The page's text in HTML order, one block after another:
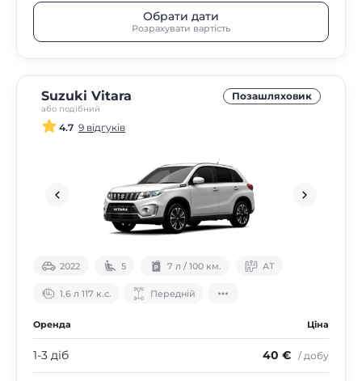
Обрати дати
Розрахувати вартість
Suzuki Vitara
або подібний
Позашляховик
4.7 9 відгуків
2022 5 7 л / 100 км. АТ
1.6 л 117 к.с. Передній
Оренда Ціна
1-3 діб 40 € / добу